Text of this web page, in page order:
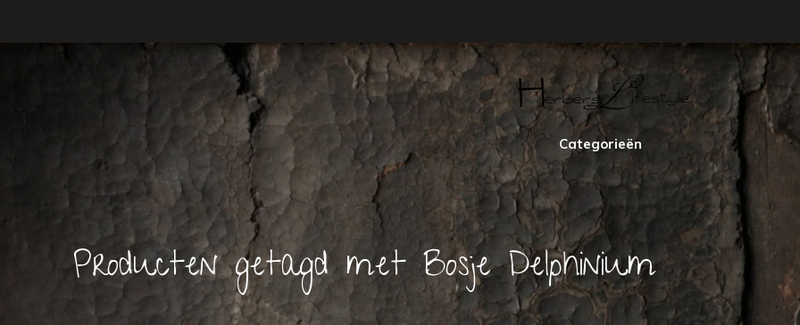
Categorieën
Producten getagd met Bosje Delphinium